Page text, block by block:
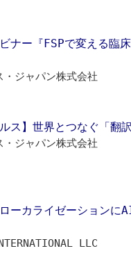
ナー『FSPで変える臨
ジャパン株式会社
ルス】世界とつなぐ「翻
ジャパン株式会社
ーカライゼーションに
LLC